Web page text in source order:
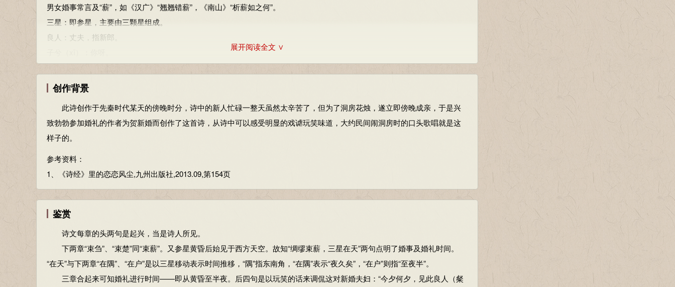
男女婚事常言及“薪”，如《汉广》“翘翘错薪”，《南山》“析薪如之何”。
三星：即参星，主要由三颗星组成。
良人：丈夫，指新郎。
隅（yú）：指东南角。
楚：荆条。
户：门。
粲（càn）：漂亮的人，指新娘。
参考资料：
1、姜亮夫，先秦诗鉴赏辞典：上海辞书出版社，1998年12月版：227-228页
展开阅读全文 ∨
创作背景
此诗创作于先秦时代某天的傍晚时分，诗中的新人忙碌一整天虽然太辛苦了，但为了洞房花烛，遂立即傍晚成亲，于是兴
致勃勃参加婚礼的作者为贺新婚而创作了这首诗，从诗中可以感受明显的戏谑玩笑味道，大约民间闹洞房时的口头歌唱就是这
样子的。
参考资料：
1、《诗经》里的恋恋风尘,九州出版社,2013.09,第154页
鉴赏
诗文每章的头两句是起兴，当是诗人所见。
下两章“束刍”、“束楚”同“束薪”。又参星黄昏后始见于西方天空。故知“绸缪束薪，三星在天”两句点明了婚事及婚礼时间。
“在天”与下两章“在隅”、“在户”是以三星移动表示时间推移，“隅”指东南角，“在隅”表示“夜久矣”，“在户”则指“至夜半”。
三章合起来可知婚礼进行时间——即从黄昏至半夜。后四句是以玩笑的话来调侃这对新婚夫妇：“今夕何夕，见此良人（粲